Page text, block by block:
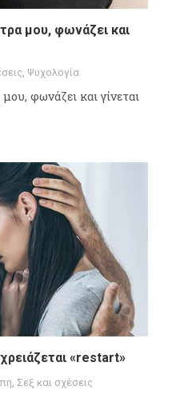
μου, φωνάζει και
Ψυχολογία
φωνάζει και γίνεται
«restart»
Σεξ και σχέσεις